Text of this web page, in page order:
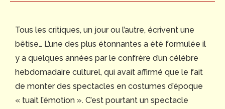
Tous les critiques, un jour ou l’autre, écrivent une
bêtise… L’une des plus étonnantes a été formulée il
y a quelques années par le confrère d’un célèbre
hebdomadaire culturel, qui avait affirmé que le fait
de monter des spectacles en costumes d’époque
« tuait l’émotion ». C’est pourtant un spectacle